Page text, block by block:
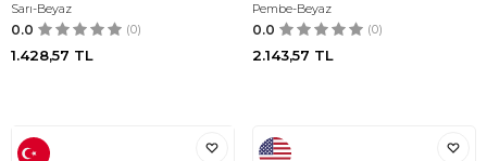
Sarı-Beyaz
0.0 (0)
1.428,57 TL
Pembe-Beyaz
0.0 (0)
2.143,57 TL